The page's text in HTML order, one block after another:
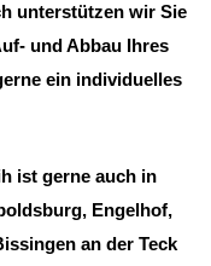
unterstützen wir Sie
und Abbau Ihres
ein individuelles
ist gerne auch in
Engelhof,
an der Teck